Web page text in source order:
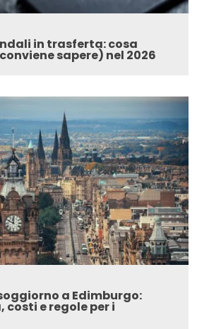
in trasferta: cosa
sapere) nel 2026
a Edimburgo:
e regole per i